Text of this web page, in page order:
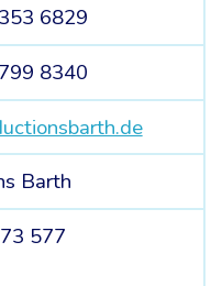
6829
8340
Barth
577